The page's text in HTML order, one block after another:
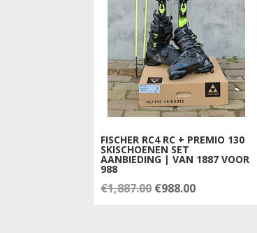
FISCHER RC4 RC + PREMIO 130
SKISCHOENEN SET
AANBIEDING | VAN 1887 VOOR
988
€1,887.00 Oorspronkelijke
€988.00Huidige